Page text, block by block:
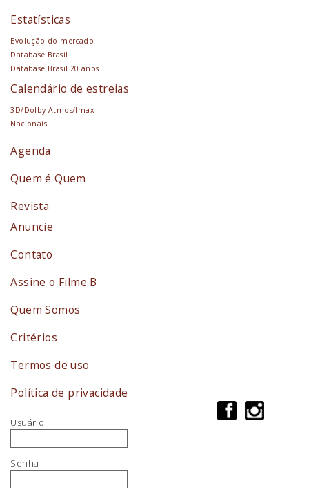
Estatísticas
Evolução do mercado
Database Brasil
Database Brasil 20 anos
Calendário de estreias
3D/Dolby Atmos/Imax
Nacionais
Agenda
Quem é Quem
Revista
Anuncie
Contato
Assine o Filme B
Quem Somos
Critérios
Termos de uso
Política de privacidade
Usuário
Senha